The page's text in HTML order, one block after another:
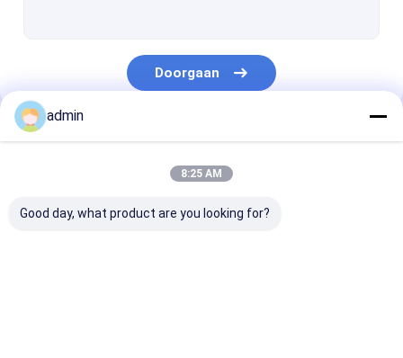
Kunstmatige Grasproductielijn
cirkelweefgetouwvervangstukken
Geteerd zeildoek die Machine maken
Doorgaan
Onze Categorieën
admin
8:25 AM
Good day, what product are you looking for?